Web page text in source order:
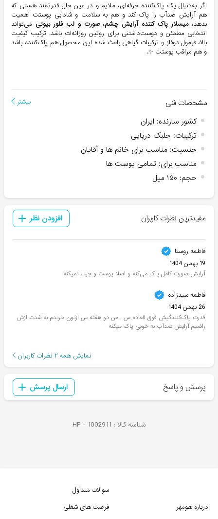
اگر به‌دنبال یک پاک‌کننده حرفه‌ای، ملایم و در عین حال قدرتمند هستی که
هم آرایش ضدآب را پاک کند و هم به سلامت و شادابی پوستت اهمیت
بدهد، میسلار پاک کننده آرایش چشم، صورت و لب فلور بیوتی می‌تواند
انتخابی مطمئن و دوست‌داشتنی برای روتین روزانه‌ات باشد. ترکیب کیفیت
بالا، فرمول دوفاز و ترکیبات گیاهی باعث شده این محصول هم پاک‌کننده باشد
و هم مراقب پوستت ✨.
مشخصات فنی بیشتر
کشور سازنده: ایران
ترکیبات: جلبک دریایی
جنسیت: مناسب برای خانم ها و آقایان
مناسب برای: تمامی پوست ها
حجم: ۱۵۰ میل
مفیدترین نظرات کاربران افزودن نظر
فاطمه روستا
19 بهمن 1404
آرایش صورت کامل پاک می‌کنه و اصلا پوست و چرب نمیکنه
فاطمه سیدزاده
26 بهمن 1404
قدرت پاک‌کنندگیش فوق العاده س …من دو هفته س ازتون خریدم به شدت ازش
راضیم ‌آرایش ضدآب به خوبی پاک میکنه
نمایش همه ۲ نظرات کاربران
پرسش و پاسخ ارسال پرسش
شناسه کالا : HP - 1002911
درباره هومهر
سوالات متداول
فرصت های شغلی